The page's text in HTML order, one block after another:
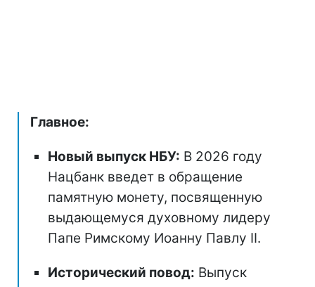
Главное:
Новый выпуск НБУ: В 2026 году
Нацбанк введет в обращение
памятную монету, посвященную
выдающемуся духовному лидеру
Папе Римскому Иоанну Павлу II.
Исторический повод: Выпуск